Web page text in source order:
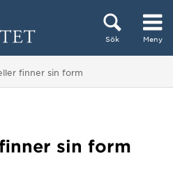
Sök Meny
finner sin form
sin form